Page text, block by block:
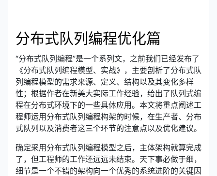
分布式队列编程优化篇
“分布式队列编程”是一个系列文，之前我们已经发布了
《分布式队列编程模型、实战》，主要剖析了分布式队
列编程模型的需求来源、定义、结构以及其变化多样
性；根据作者在新美大实际工作经验，给出了队列式编
程在分布式环境下的一些具体应用。本文将重点阐述工
程师运用分布式队列编程构架的时候，在生产者、分布
式队列以及消费者这三个环节的注意点以及优化建议。
确定采用分布式队列编程模型之后，主体架构就算完成
了，但工程师的工作还远远未结束。天下事必做于细，
细节是一个不错的架构向一个优秀的系统进阶的关键因